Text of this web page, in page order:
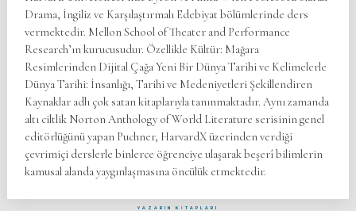
Drama, İngiliz ve Karşılaştırmalı Edebiyat bölümlerinde ders
vermektedir. Mellon School of Theater and Performance
Research’ın kurucusudur. Özellikle Kültür: Mağara
Resimlerinden Dijital Çağa Yeni Bir Dünya Tarihi ve Kelimelerle
Dünya Tarihi: İnsanlığı, Tarihi ve Medeniyetleri Şekillendiren
Kaynaklar adlı çok satan kitaplarıyla tanınmaktadır. Aynı zamanda
altı ciltlik Norton Anthology of World Literature serisinin genel
editörlüğünü yapan Puchner, HarvardX üzerinden verdiği
çevrimiçi derslerle binlerce öğrenciye ulaşarak beşerî bilimlerin
kamusal alanda yaygınlaşmasına öncülük etmektedir.
YAZARIN KİTAPLARI